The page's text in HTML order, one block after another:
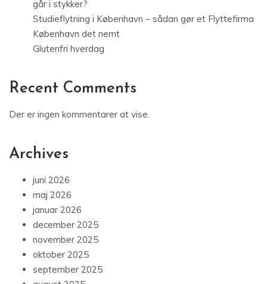
går i stykker?
Studieflytning i København – sådan gør et Flyttefirma
København det nemt
Glutenfri hverdag
Recent Comments
Der er ingen kommentarer at vise.
Archives
juni 2026
maj 2026
januar 2026
december 2025
november 2025
oktober 2025
september 2025